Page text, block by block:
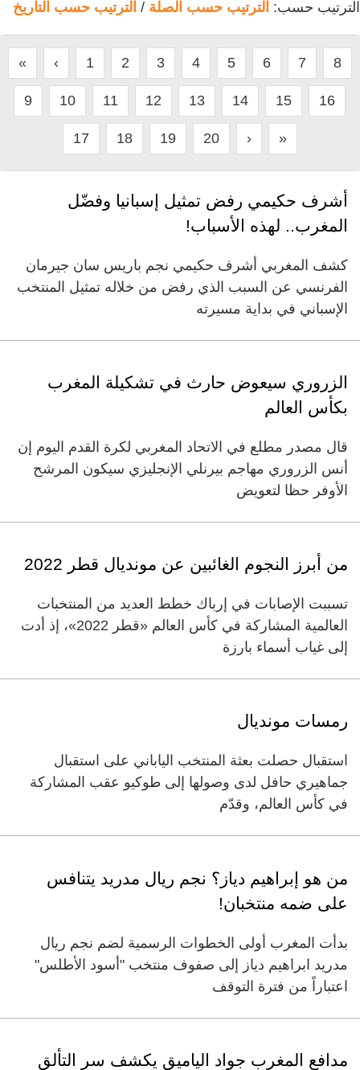
الترتيب حسب: الترتيب حسب الصلة / الترتيب حسب التاريخ
« ‹ 1 2 3 4 5 6 7 8
9 10 11 12 13 14 15 16
17 18 19 20 › »
أشرف حكيمي رفض تمثيل إسبانيا وفضّل
المغرب.. لهذه الأسباب!
كشف المغربي أشرف حكيمي نجم باريس سان جيرمان
الفرنسي عن السبب الذي رفض من خلاله تمثيل المنتخب
الإسباني في بداية مسيرته
الزروري سيعوض حارث في تشكيلة المغرب
بكأس العالم
قال مصدر مطلع في الاتحاد المغربي لكرة القدم اليوم إن
أنس الزروري مهاجم بيرنلي الإنجليزي سيكون المرشح
الأوفر حظا لتعويض
من أبرز النجوم الغائبين عن مونديال قطر 2022
تسببت الإصابات في إرباك خطط العديد من المنتخبات
العالمية المشاركة في كأس العالم «قطر 2022»، إذ أدت
إلى غياب أسماء بارزة
رمسات مونديال
استقبال حصلت بعثة المنتخب الياباني على استقبال
جماهيري حافل لدى وصولها إلى طوكيو عقب المشاركة
في كأس العالم، وقدّم
من هو إبراهيم دياز؟ نجم ريال مدريد يتنافس
على ضمه منتخبان!
بدأت المغرب أولى الخطوات الرسمية لضم نجم ريال
مدريد ابراهيم دياز إلى صفوف منتخب "أسود الأطلس"
اعتباراً من فترة التوقف
مدافع المغرب جواد الياميق يكشف سر التألق